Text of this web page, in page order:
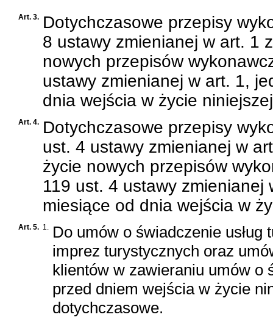
Art. 3. Dotychczasowe przepisy
8 ustawy zmienianej w art. 1
nowych przepisów
ustawy zmienianej w art. 1,
dnia wejścia w życie
Art. 4. Dotychczasowe przepisy
ust. 4 ustawy zmienianej w
życie nowych przepisów
119 ust. 4 ustawy zmienianej
miesiące od dnia wejścia w
Art. 5. 1. Do umów o świadczenie
imprez turystycznych oraz
klientów w zawieraniu umów o
przed dniem wejścia w życie
dotychczasowe.